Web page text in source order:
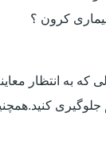
بیماری کرون ؟
که به انتظار